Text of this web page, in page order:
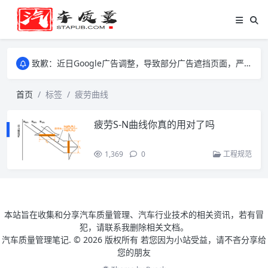
致歉：近日Google广告调整，导致部分广告遮挡页面，严重影响大家访问体验，将尽快调整完成，由此带来的不便，特意致歉！
致歉：近日Google广告调整，导致部分广告遮挡页面，严重影响大家访问体验，将尽快调整完成，由此带来的不便，特意致歉！
首页 标签 疲劳曲线
疲劳S-N曲线你真的用对了吗
1,369 0 工程规范
本站旨在收集和分享汽车质量管理、汽车行业技术的相关资讯，若有冒
犯，请联系我删除相关文档。
汽车质量管理笔记. © 2026 版权所有 若您因为小站受益，请不吝分享给
您的朋友